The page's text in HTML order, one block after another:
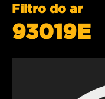
Filtro do ar
93019E